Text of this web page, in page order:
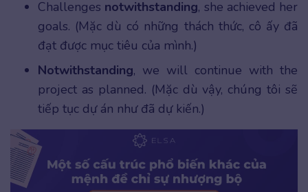
Challenges notwithstanding, she achieved her
goals. (Mặc dù có những thách thức, cô ấy đã
đạt được mục tiêu của mình.)
Notwithstanding, we will continue with the
project as planned. (Mặc dù vậy, chúng tôi sẽ
tiếp tục dự án như đã dự kiến.)